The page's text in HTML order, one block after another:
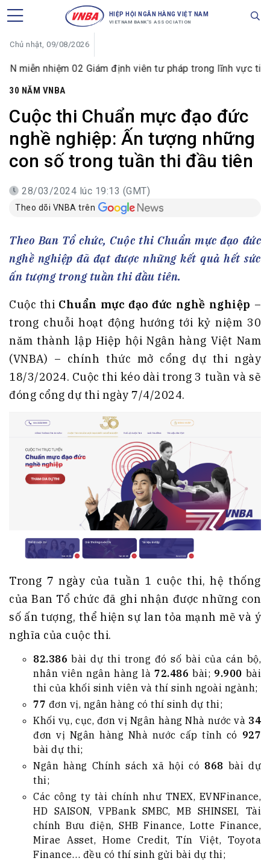
HIỆP HỘI NGÂN HÀNG VIỆT NAM
VIETNAM BANK'S ASSOCIATION
Chủ nhật, 09/08/2026
02 Giám định viên tư pháp trong lĩnh vực tiền tệ và
30 NĂM VNBA
Cuộc thi Chuẩn mực đạo đức
nghề nghiệp: Ấn tượng những
con số trong tuần thi đầu tiên
28/03/2024 lúc 19:13 (GMT)
Theo dõi VNBA trên
Theo Ban Tổ chức, Cuộc thi Chuẩn mực đạo đức
nghề nghiệp đã đạt được những kết quả hết sức
ấn tượng trong tuần thi đầu tiên.
Cuộc thi Chuẩn mực đạo đức nghề nghiệp –
trong chuỗi hoạt động hướng tới kỷ niệm 30
năm thành lập Hiệp hội Ngân hàng Việt Nam
(VNBA) – chính thức mở cổng dự thi ngày
18/3/2024. Cuộc thi kéo dài trong 3 tuần và sẽ
đóng cổng dự thi ngày 7/4/2024.
Trong 7 ngày của tuần 1 cuộc thi, hệ thống
của Ban Tổ chức đã ghi nhận được những con
số ấn tượng, thể hiện sự lan tỏa mạnh mẽ và ý
nghĩa của cuộc thi.
82.386 bài dự thi trong đó số bài của cán bộ,
nhân viên ngân hàng là 72.486 bài; 9.900 bài
thi của khối sinh viên và thí sinh ngoài ngành;
77 đơn vị, ngân hàng có thí sinh dự thi;
Khối vụ, cục, đơn vị Ngân hàng Nhà nước và 34
đơn vị Ngân hàng Nhà nước cấp tỉnh có 927
bài dự thi;
Ngân hàng Chính sách xã hội có 868 bài dự
thi;
Các công ty tài chính như TNEX, EVNFinance,
HD SAISON, VPBank SMBC, MB SHINSEI, Tài
chính Bưu điện, SHB Finance, Lotte Finance,
Mirae Asset, Home Credit, Tín Việt, Toyota
Finance… đều có thí sinh gửi bài dự thi;